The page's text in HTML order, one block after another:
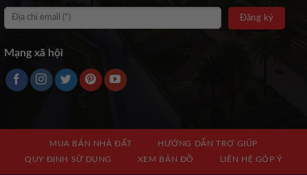
Mạng xã hội
MUA BÁN NHÀ ĐẤT
HƯỚNG DẪN TRỢ GIÚP
QUY ĐỊNH SỬ DỤNG
XEM BẢN ĐỒ LIÊN HỆ GÓP Ý